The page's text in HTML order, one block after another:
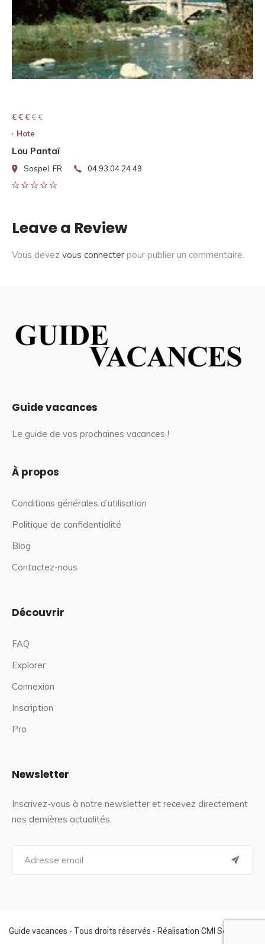
€ € € € €
€ € €
Hote
Lou Pantaï
Sospel, FR 04 93 04 24 49
Leave a Review
Vous devez vous connecter pour publier un commentaire.
Guide vacances
Le guide de vos prochaines vacances !
À propos
Conditions générales d’utilisation
Politique de confidentialité
Blog
Contactez-nous
Découvrir
FAQ
Explorer
Connexion
Inscription
Pro
Newsletter
Inscrivez-vous à notre newsletter et recevez directement
nos dernières actualités.
a
f
o
Guide vacances - Tous droits réservés - Réalisation CMI Services